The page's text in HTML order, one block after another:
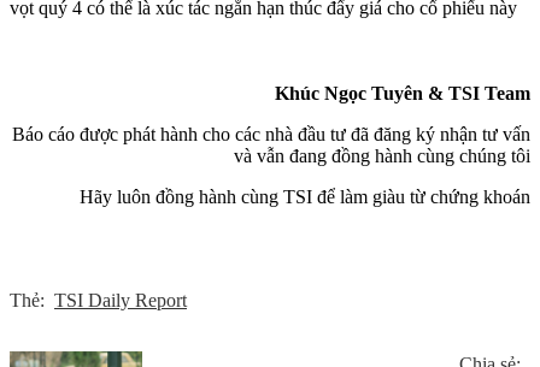
vọt quý 4 có thể là xúc tác ngắn hạn thúc đẩy giá cho cổ phiếu này
Khúc Ngọc Tuyên & TSI Team
Báo cáo được phát hành cho các nhà đầu tư đã đăng ký nhận tư vấn
và vẫn đang đồng hành cùng chúng tôi
Hãy luôn đồng hành cùng TSI để làm giàu từ chứng khoán
Thẻ: TSI Daily Report